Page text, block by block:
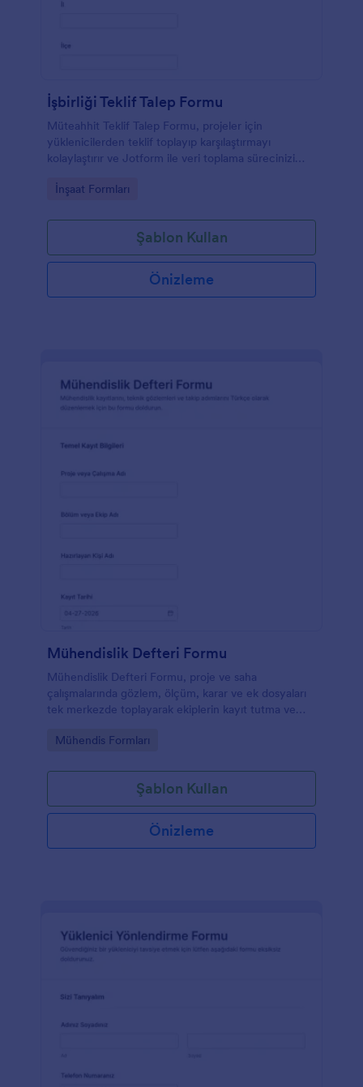
İşbirliği Teklif Talep Formu
Müteahhit Teklif Talep Formu, projeler için
yüklenicilerden teklif toplayıp karşılaştırmayı
kolaylaştırır ve Jotform ile veri toplama sürecinizi
biçimde yönetmenize yardımcı olur.
Go to Category:
İnşaat Formları
Şablon Kullan
Önizleme
Mühendislik Defteri Formu
Mühendislik Defteri Formu, proje ve saha
çalışmalarında gözlem, ölçüm, karar ve ek dosyaları
tek merkezde toplayarak ekiplerin kayıt tutma ve
Go to Category:
Mühendis Formları
Şablon Kullan
Önizleme